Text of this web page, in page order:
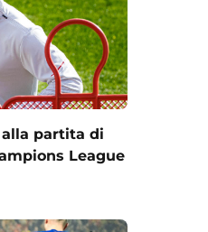
partita di
League